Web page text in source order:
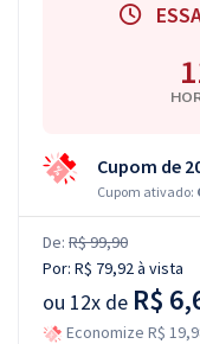
Cupom de
Cupom ativado:
De: R$ 99,90
Por: R$ 79,92à vista
ou 12x de R$
Economize R$